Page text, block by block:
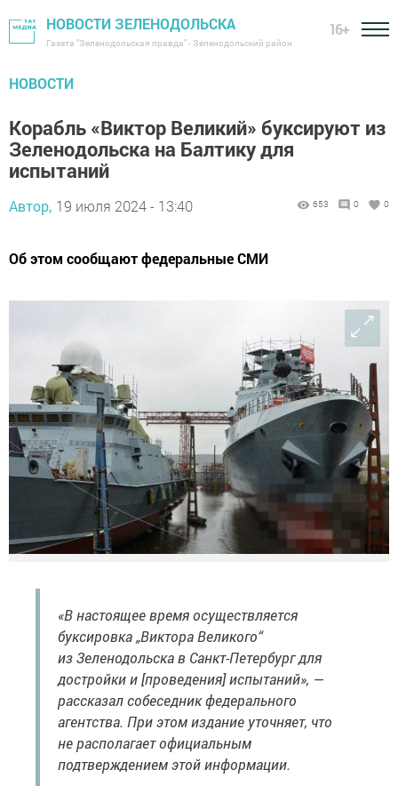
НОВОСТИ ЗЕЛЕНОДОЛЬСКА
Газета "Зеленодольская правда" - Зеленодольский район
16+
НОВОСТИ
Корабль «Виктор Великий» буксируют из
Зеленодольска на Балтику для
испытаний
Автор, 19 июля 2024 - 13:40 653 0 0
Об этом сообщают федеральные СМИ
«В настоящее время осуществляется
буксировка „Виктора Великого“
из Зеленодольска в Санкт-Петербург для
достройки и [проведения] испытаний», —
рассказал собеседник федерального
агентства. При этом издание уточняет, что
не располагает официальным
подтверждением этой информации.